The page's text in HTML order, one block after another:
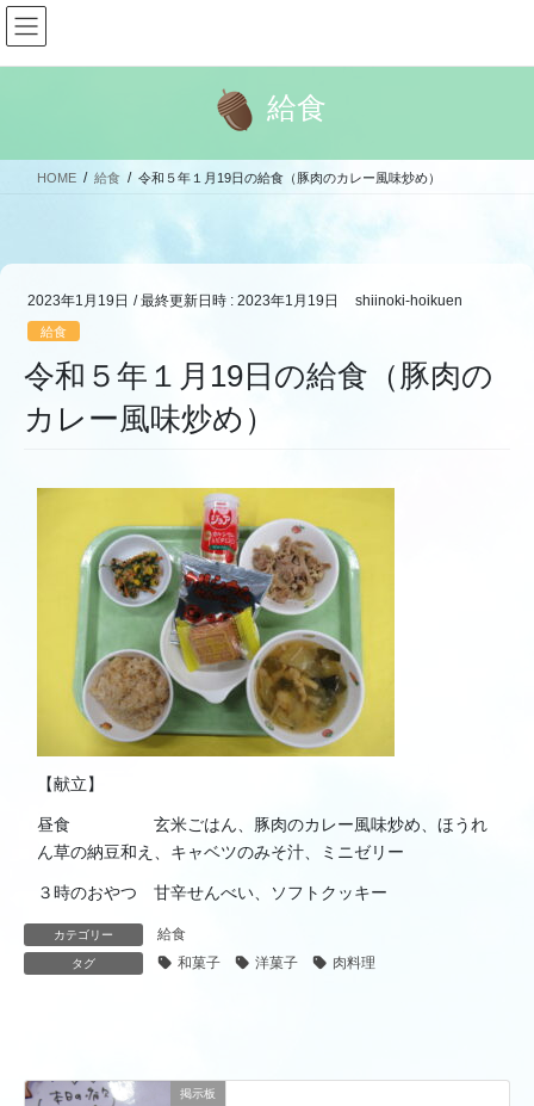
コ
ン
ス
ナ
ビ
ン
給食
HOME 給食 令和５年１月19日の給食（豚肉のカレー風味炒め）
2023年1月19日 / 最終更新日時 : 2023年1月19日 shiinoki-hoikuen
給食
令和５年１月19日の給食（豚肉の
カレー風味炒め）
【献立】
昼食 玄米ごはん、豚肉のカレー風味炒め、ほうれ
ん草の納豆和え、キャベツのみそ汁、ミニゼリー
３時のおやつ 甘辛せんべい、ソフトクッキー
カテゴリー 給食
タグ 和菓子 洋菓子 肉料理
掲示板